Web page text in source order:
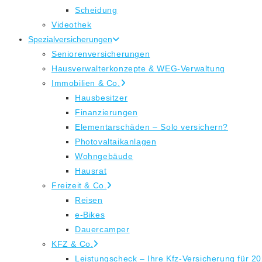
Scheidung
Videothek
Spezialversicherungen
Seniorenversicherungen
Hausverwalterkonzepte & WEG-Verwaltung
Immobilien & Co.
Hausbesitzer
Finanzierungen
Elementarschäden – Solo versichern?
Photovaltaikanlagen
Wohngebäude
Hausrat
Freizeit & Co.
Reisen
e-Bikes
Dauercamper
KFZ & Co.
Leistungscheck – Ihre Kfz-Versicherung für